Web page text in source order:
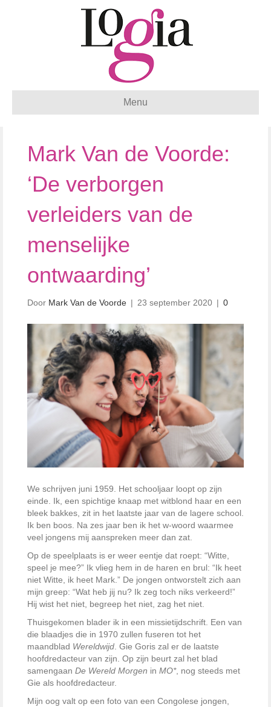
Menu
Mark Van de Voorde:
‘De verborgen
verleiders van de
menselijke
ontwaarding’
Door Mark Van de Voorde | 23 september 2020 | 0
We schrijven juni 1959. Het schooljaar loopt op zijn
einde. Ik, een spichtige knaap met witblond haar en een
bleek bakkes, zit in het laatste jaar van de lagere school.
Ik ben boos. Na zes jaar ben ik het w-woord waarmee
veel jongens mij aanspreken meer dan zat.
Op de speelplaats is er weer eentje dat roept: “Witte,
speel je mee?” Ik vlieg hem in de haren en brul: “Ik heet
niet Witte, ik heet Mark.” De jongen ontworstelt zich aan
mijn greep: “Wat heb jij nu? Ik zeg toch niks verkeerd!”
Hij wist het niet, begreep het niet, zag het niet.
Thuisgekomen blader ik in een missietijdschrift. Een van
die blaadjes die in 1970 zullen fuseren tot het
maandblad Wereldwijd. Gie Goris zal er de laatste
hoofdredacteur van zijn. Op zijn beurt zal het blad
samengaan De Wereld Morgen in MO*, nog steeds met
Gie als hoofdredacteur.
Mijn oog valt op een foto van een Congolese jongen,